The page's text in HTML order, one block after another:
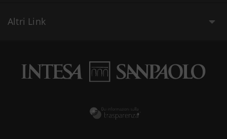
Altri Link